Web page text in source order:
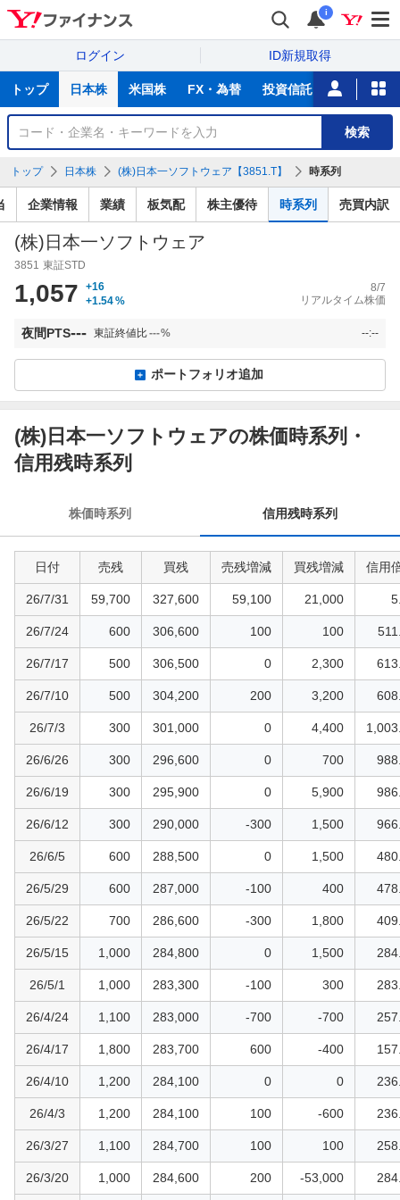
i
ログイン ID新規取得
サ
トップ 日本株 米国株 FX・為替 投資信託 ニュース
銘
検
検索
トップ 日本株 (株)日本一ソフトウェア【3851.T】 時系列
企業情報 業績 板気配 株主優待 時系列 売買内訳
(株)日本一ソフトウェア
3851 東証STD
1,057
+16
+1.54%
8/7
リアルタイム株価
夜間PTS--- 東証終値比---% --:--
ポートフォリオ追加
(株)日本一ソフトウェアの株価時系列・
信用残時系列
株価時系列 信用残時系列
日付 売残 買残 売残増減 買残増減 信用
26/7/31 59,700 327,600 59,100 21,000
26/7/24 600 306,600 100 100
26/7/17 500 306,500 0 2,300
26/7/10 500 304,200 200 3,200
26/7/3 300 301,000 0 4,400
26/6/26 300 296,600 0 700
26/6/19 300 295,900 0 5,900
26/6/12 300 290,000 -300 1,500
26/6/5 600 288,500 0 1,500
26/5/29 600 287,000 -100 400
26/5/22 700 286,600 -300 1,800
26/5/15 1,000 284,800 0 1,500
26/5/1 1,000 283,300 -100 300
26/4/24 1,100 283,000 -700 -700
26/4/17 1,800 283,700 600 -400
26/4/10 1,200 284,100 0 0
26/4/3 1,200 284,100 100 -600
26/3/27 1,100 284,700 100 100
26/3/20 1,000 284,600 200 -53,000